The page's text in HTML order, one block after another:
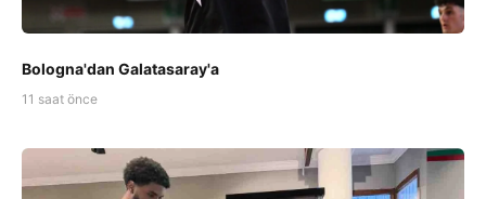
Bologna'dan Galatasaray'a
11 saat önce